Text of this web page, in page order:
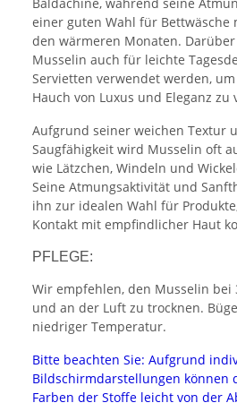
einer guten Wahl für Bettwäsche
den wärmeren Monaten.
Musselin auch für leichte
Servietten verwendet werden,
Hauch von Luxus und Eleganz zu
Aufgrund seiner weichen Textur
Saugfähigkeit wird Musselin oft
wie Lätzchen, Windeln und
Seine Atmungsaktivität und
ihn zur idealen Wahl für
Kontakt mit empfindlicher Haut
PFLEGE:
Wir empfehlen, den Musselin bei
und an der Luft zu trocknen.
niedriger Temperatur.
Bitte beachten Sie: Aufgrund
Bildschirmdarstellungen können
Farben der Stoffe leicht von der